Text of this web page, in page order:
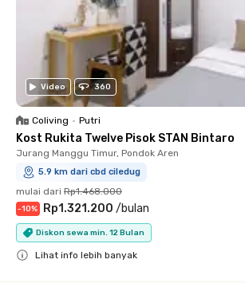
Video 360
Coliving • Putri
Kost Rukita Twelve Pisok STAN Bintaro
Jurang Manggu Timur, Pondok Aren
5.9 km dari cbd ciledug
mulai dari Rp1.468.000
-10% Rp1.321.200 /bulan
Diskon sewa min. 12 Bulan
Lihat info lebih banyak